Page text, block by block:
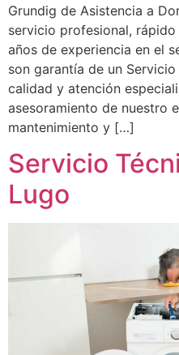
Grundig de Asistencia a
servicio profesional,
años de experiencia en el
son garantía de un
calidad y atención
asesoramiento de nuestro
mantenimiento y […]
Servicio
Lugo